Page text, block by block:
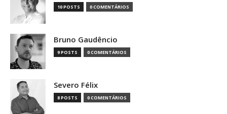
10 POSTS 0 COMENTÁRIOS
Bruno Gaudêncio
9 POSTS 0 COMENTÁRIOS
Severo Félix
8 POSTS 0 COMENTÁRIOS